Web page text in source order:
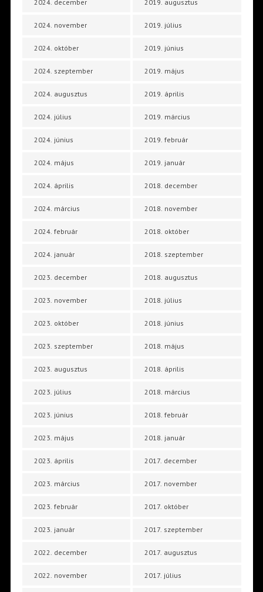
2024. december
2024. november
2024. október
2024. szeptember
2024. augusztus
2024. július
2024. június
2024. május
2024. április
2024. március
2024. február
2024. január
2023. december
2023. november
2023. október
2023. szeptember
2023. augusztus
2023. július
2023. június
2023. május
2023. április
2023. március
2023. február
2023. január
2022. december
2022. november
2019. augusztus
2019. július
2019. június
2019. május
2019. április
2019. március
2019. február
2019. január
2018. december
2018. november
2018. október
2018. szeptember
2018. augusztus
2018. július
2018. június
2018. május
2018. április
2018. március
2018. február
2018. január
2017. december
2017. november
2017. október
2017. szeptember
2017. augusztus
2017. július